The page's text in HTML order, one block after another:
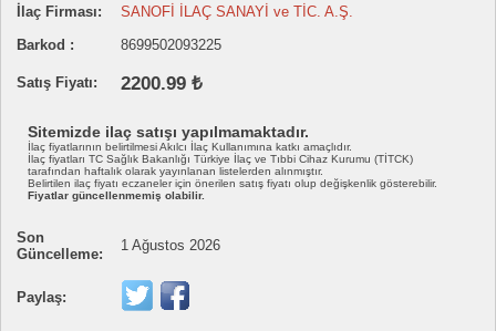
İlaç Firması:
SANOFİ İLAÇ SANAYİ ve TİC. A.Ş.
Barkod :
8699502093225
Satış Fiyatı: 2200.99 ₺
Sitemizde ilaç satışı yapılmamaktadır.
İlaç fiyatlarının belirtilmesi Akılcı İlaç Kullanımına katkı amaçlıdır.
İlaç fiyatları TC Sağlık Bakanlığı Türkiye İlaç ve Tıbbi Cihaz Kurumu (TİTCK)
tarafından haftalık olarak yayınlanan listelerden alınmıştır.
Belirtilen ilaç fiyatı eczaneler için önerilen satış fiyatı olup değişkenlik gösterebilir.
Fiyatlar güncellenmemiş olabilir.
Son
Güncelleme:
1 Ağustos 2026
Paylaş: